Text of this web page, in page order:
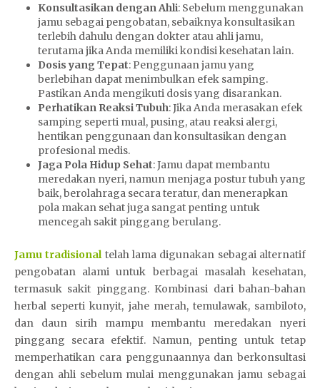
Konsultasikan dengan Ahli: Sebelum menggunakan
jamu sebagai pengobatan, sebaiknya konsultasikan
terlebih dahulu dengan dokter atau ahli jamu,
terutama jika Anda memiliki kondisi kesehatan lain.
Dosis yang Tepat: Penggunaan jamu yang
berlebihan dapat menimbulkan efek samping.
Pastikan Anda mengikuti dosis yang disarankan.
Perhatikan Reaksi Tubuh: Jika Anda merasakan efek
samping seperti mual, pusing, atau reaksi alergi,
hentikan penggunaan dan konsultasikan dengan
profesional medis.
Jaga Pola Hidup Sehat: Jamu dapat membantu
meredakan nyeri, namun menjaga postur tubuh yang
baik, berolahraga secara teratur, dan menerapkan
pola makan sehat juga sangat penting untuk
mencegah sakit pinggang berulang.
Jamu tradisionaltelah lama digunakan sebagai alternatif
pengobatan alami untuk berbagai masalah kesehatan,
termasuk sakit pinggang. Kombinasi dari bahan-bahan
herbal seperti kunyit, jahe merah, temulawak, sambiloto,
dan daun sirih mampu membantu meredakan nyeri
pinggang secara efektif. Namun, penting untuk tetap
memperhatikan cara penggunaannya dan berkonsultasi
dengan ahli sebelum mulai menggunakan jamu sebagai